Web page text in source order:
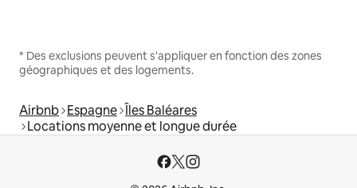
* Des exclusions peuvent s'appliquer en fonction des zones
géographiques et des logements.
Airbnb Espagne Îles Baléares
Locations moyenne et longue durée